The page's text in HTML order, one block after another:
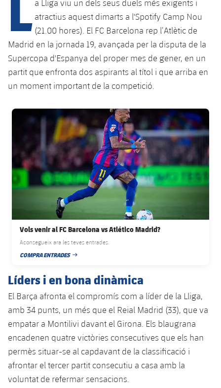
plusicon
més
Instal·lacions
Spotify Camp Nou
Palau Blaugrana
Estadi Johan Cruyff
Barça Cafe
Ciutat Esportiva
La Masia
plusicon
més
Serveis
Serveis Mèdics
Accessibilitat
plusicon
Acreditacions
Instal·lacions
SUB13
SUB12
SUB11 A
SUB11 B
SUB10 A
SUB10 B
SUB9 A
SUB8 A
SUB8 B
SUB13 B
SUB12 C
SUB11 C
Entrades
Gameday Shows
Resultats
Jugadors
Fotos
Història
Palmarès
Base
Barça Atlètic
Junior
Cadet A
Infantil A
Infantil B
Mini
Campus Estiu
PLUSICON
MÉS
Primer Equip
plusicon
més
Actualitat
Calendari
Entrades
Resultats
Classificació
Jugadors
Fotos
Història
Palmarès
Barça Atlètic
plusicon
més
Actualitat
Calendari
Resultats
Classificació
Jugadors
Fotos
Base
plusicon
més
Actualitat
Juvenil
Cadet A
Cadet B
PLUSICON
MÉS
Primer equip
plusicon
més
Actualitat
Calendari
Entrades
Jugadors
Fotos
Palmarès
Barça Atlètic
plusicon
Actualitat
Calendari
Jugadors
Classificació
Base
Actualitat
Cadet
Infantil
Campus Verano
PLUSICON
MÉS
Primer equip
plusicon
més
Actualitat
Calendari
Entrades
Barça Atlètic
plusicon
més
Actualitat
Calendari
Base
plusicon
més
Actualitat
Campus Estiu
a Lliga viu un dels seus duels més exigents i
atractius aquest dimarts a l'Spotify Camp Nou
(21.00 hores). El FC Barcelona rep l’Atlètic de
Madrid en la jornada 19, avançada per la disputa de la
Supercopa d'Espanya del proper mes de gener, en un
partit que enfronta dos aspirants al títol i que arriba en
un moment important de la competició.
FC Barcelona club badge
Vols venir al FC Barcelona vs Atlético Madrid?
Aconsegueix ara les teves entrades.
COMPRA ENTRADES
DATA DE PUBLICACIÓ
Líders i en bona dinàmica
El Barça afronta el compromís com a líder de la Lliga,
amb 34 punts, un més que el Reial Madrid (33), que va
empatar a Montilivi davant el Girona. Els blaugrana
encadenen quatre victòries consecutives que els han
permès situar-se al capdavant de la classificació i
afrontar el tercer partit consecutiu a casa amb la
voluntat de refermar sensacions.